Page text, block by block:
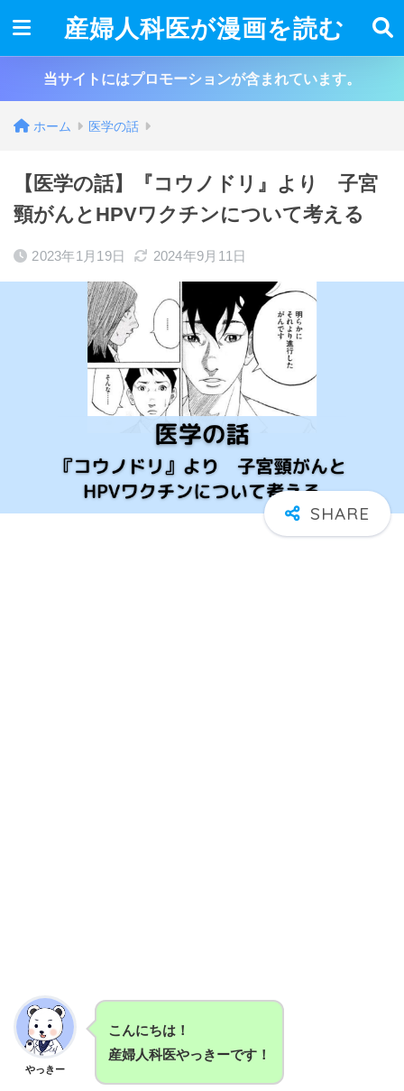
産婦人科医が漫画を読む
当サイトにはプロモーションが含まれています。
ホーム 医学の話
【医学の話】『コウノドリ』より 子宮
頸がんとHPVワクチンについて考える
2023年1月19日 2024年9月11日
やっきー
こんにちは！
産婦人科医やっきーです！